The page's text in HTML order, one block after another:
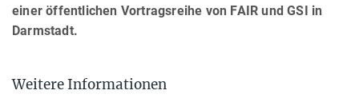
einer öffentlichen Vortragsreihe von FAIR und GSI in
Darmstadt.
Weitere Informationen